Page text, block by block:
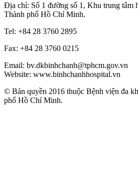
Địa chỉ: Số 1 đường số 1, Khu trung tâm
Thành phố Hồ Chí Minh.
Tel: +84 28 3760 2895
Fax: +84 28 3760 0215
Email: bv.dkbinhchanh@tphcm.gov.vn
Website: www.binhchanhhospital.vn
© Bản quyền 2016 thuộc Bệnh viện đa
phố Hồ Chí Minh.